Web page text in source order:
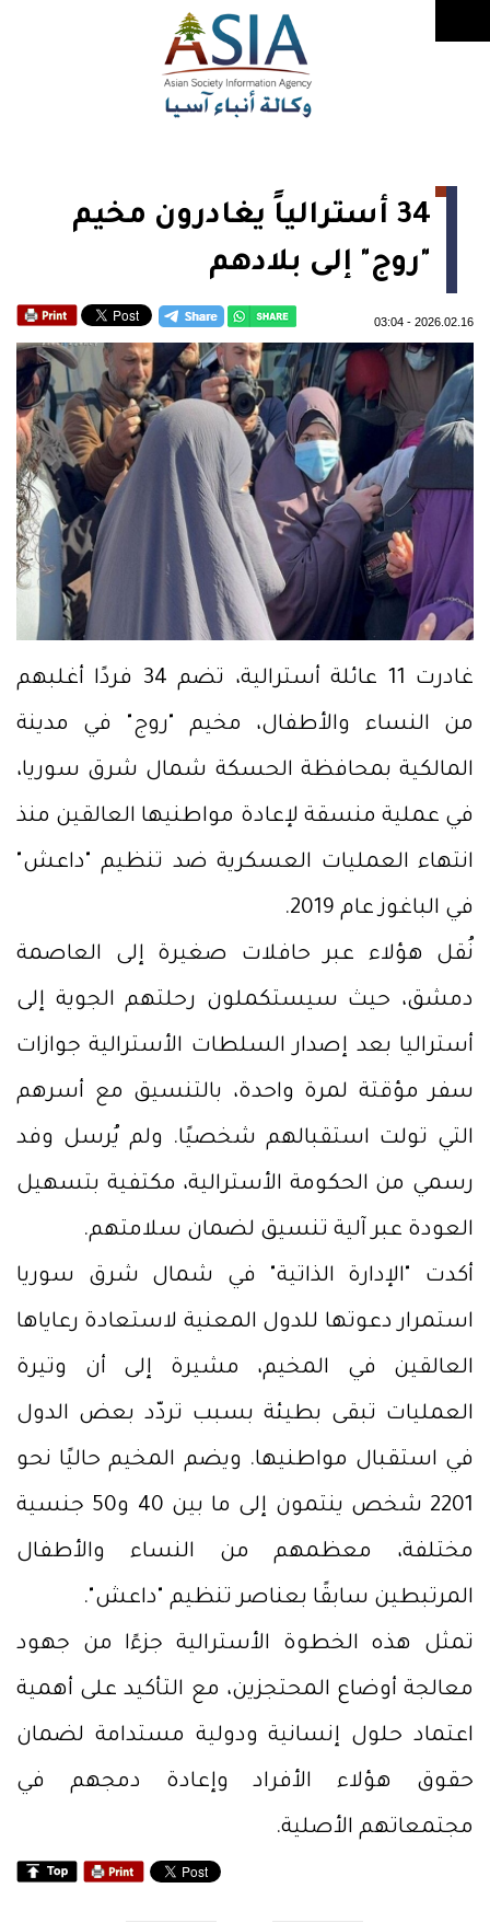
34 أسترالياً يغادرون مخيم
"روج" إلى بلادهم
2026.02.16
-
03:04
غادرت 11 عائلة أسترالية، تضم 34 فردًا أغلبهم
من النساء والأطفال، مخيم "روج" في مدينة
المالكية بمحافظة الحسكة شمال شرق سوريا،
في عملية منسقة لإعادة مواطنيها العالقين منذ
انتهاء العمليات العسكرية ضد تنظيم "داعش"
في الباغوز عام 2019.
نُقل هؤلاء عبر حافلات صغيرة إلى العاصمة
دمشق، حيث سيستكملون رحلتهم الجوية إلى
أستراليا بعد إصدار السلطات الأسترالية جوازات
سفر مؤقتة لمرة واحدة، بالتنسيق مع أسرهم
التي تولت استقبالهم شخصيًا. ولم يُرسل وفد
رسمي من الحكومة الأسترالية، مكتفية بتسهيل
العودة عبر آلية تنسيق لضمان سلامتهم.
أكدت "الإدارة الذاتية" في شمال شرق سوريا
استمرار دعوتها للدول المعنية لاستعادة رعاياها
العالقين في المخيم، مشيرة إلى أن وتيرة
العمليات تبقى بطيئة بسبب تردّد بعض الدول
في استقبال مواطنيها. ويضم المخيم حاليًا نحو
2201 شخص ينتمون إلى ما بين 40 و50 جنسية
مختلفة، معظمهم من النساء والأطفال
المرتبطين سابقًا بعناصر تنظيم "داعش".
تمثل هذه الخطوة الأسترالية جزءًا من جهود
معالجة أوضاع المحتجزين، مع التأكيد على أهمية
اعتماد حلول إنسانية ودولية مستدامة لضمان
حقوق هؤلاء الأفراد وإعادة دمجهم في
مجتمعاتهم الأصلية.